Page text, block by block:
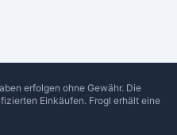
erfolgen ohne Gewähr. Die
Einkäufen. Frogl erhält eine